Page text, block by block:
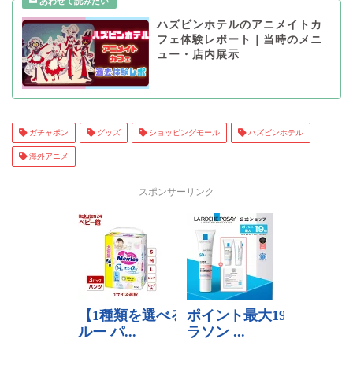
ハズビンホテルのアニメイトカ
フェ体験レポート｜当時のメニ
ュー・店内展示
ガチャポン グッズ ショッピングモール ハズビンホテル
海外アニメ
スポンサーリンク